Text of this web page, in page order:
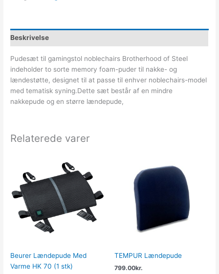
Beskrivelse
Pudesæt til gamingstol noblechairs Brotherhood of Steel
indeholder to sorte memory foam-puder til nakke- og
lændestøtte, designet til at passe til enhver noblechairs-model
med tematisk syning.Dette sæt består af en mindre
nakkepude og en større lændepude,
Relaterede varer
Beurer Lændepude Med
Varme HK 70 (1 stk)
TEMPUR Lændepude
799.00kr.